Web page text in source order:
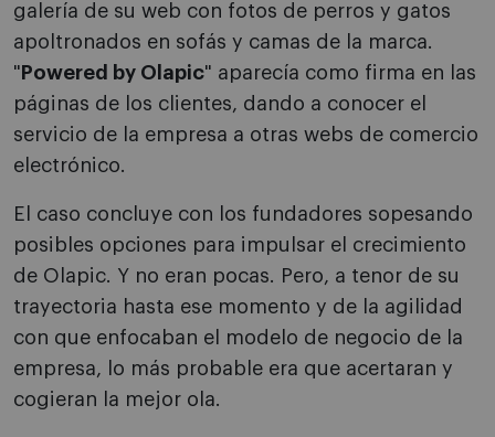
galería de su web con fotos de perros y gatos
apoltronados en sofás y camas de la marca.
" Powered by Olapic" aparecía como firma en las
páginas de los clientes, dando a conocer el
servicio de la empresa a otras webs de comercio
electrónico.
El caso concluye con los fundadores sopesando
posibles opciones para impulsar el crecimiento
de Olapic. Y no eran pocas. Pero, a tenor de su
trayectoria hasta ese momento y de la agilidad
con que enfocaban el modelo de negocio de la
empresa, lo más probable era que acertaran y
cogieran la mejor ola.